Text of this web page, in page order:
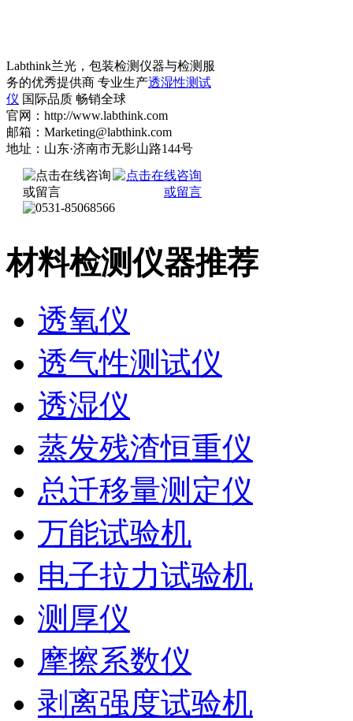
Labthink兰光，包装检测仪器与检测服
务的优秀提供商 专业生产透湿性测试
仪 国际品质 畅销全球
官网：http://www.labthink.com
邮箱：Marketing@labthink.com
地址：山东·济南市无影山路144号
材料检测仪器推荐
透氧仪
透气性测试仪
透湿仪
蒸发残渣恒重仪
总迁移量测定仪
万能试验机
电子拉力试验机
测厚仪
摩擦系数仪
剥离强度试验机